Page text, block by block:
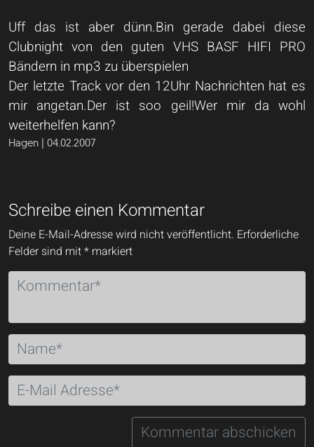
Uff das ist aber dünn.Bin gerade dabei diese
Clubnight von den guten VHS BASF HIFI PRO
Bändern in mp3 zu überspielen
Der letzte Track vor den 12Uhr Nachrichten hat es
mir angetan.Der ist soo geil!Wer mir da wohl
weiterhelfen kann?
Hagen | 04.02.2007
Schreibe einen Kommentar
Deine E-Mail-Adresse wird nicht veröffentlicht. Erforderliche
Felder sind mit* markiert